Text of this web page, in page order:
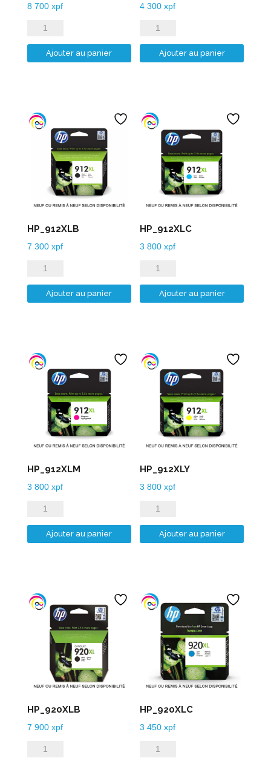
8 700 xpf
quantité
de
HP_903XLB
Ajouter au panier
4 300xpf
quantité
de
HP_903XLY
Ajouter au panier
HP_912XLB
7 300 xpf
quantité
de
HP_912XLB
Ajouter au panier
HP_912XLC
3 800xpf
quantité
de
HP_912XLC
Ajouter au panier
HP_912XLM
3 800 xpf
quantité
de
HP_912XLM
Ajouter au panier
HP_912XLY
3 800xpf
quantité
de
HP_912XLY
Ajouter au panier
HP_920XLB
7 900 xpf
quantité
HP_920XLC
3 450xpf
quantité